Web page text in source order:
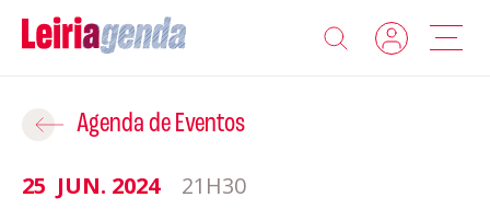
Agenda
Sobre a Leiriagenda
Agenda de Eventos
25 JUN. 2024 21H30
Adicionar ao Roteiro
ROTEIROS EXISTENTES